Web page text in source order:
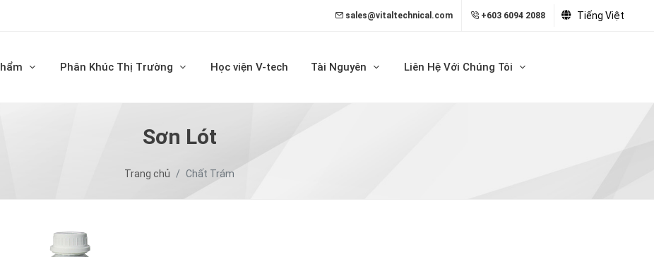
sales@vitaltechnical.com +603 6094 2088 Tiếng Việt
Phân Khúc Thị Trường Học viện V-tech Tài Nguyên Liên Hệ Với Chúng Tôi
Sơn Lót
Trang chủ Chất Trám